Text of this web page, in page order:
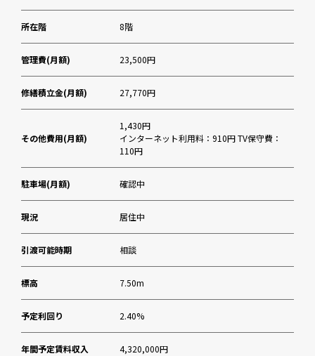
所在階 8階
管理費(月額) 23,500円
修繕積立金(月額) 27,770円
その他費用(月額)
1,430円
インターネット利用料：910円 TV保守費：
110円
駐車場(月額) 確認中
現況 居住中
引渡可能時期 相談
標高 7.50m
予定利回り 2.40%
年間予定賃料収入 4,320,000円